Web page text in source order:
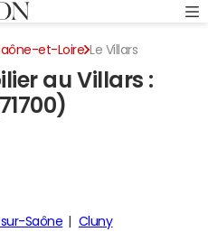
et-Loire Le Villars
au Villars :
Saône Cluny